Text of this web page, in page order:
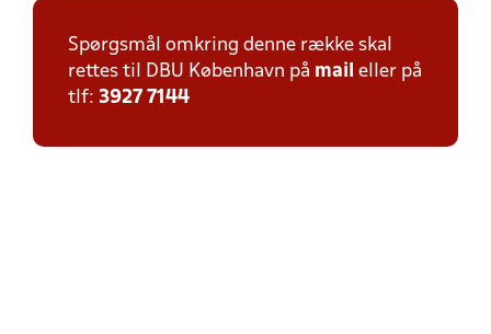
Spørgsmål omkring denne række skal
rettes til DBU København på mail eller på
tlf: 3927 7144